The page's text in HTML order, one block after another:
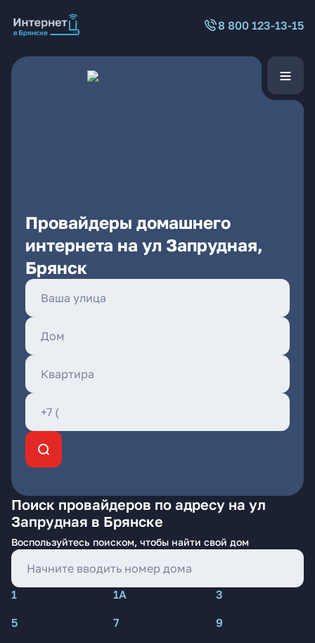
8 800 123-13-15
Провайдеры домашнего
интернета на ул Запрудная,
Брянск
Поиск провайдеров по адресу на ул
Запрудная в Брянске
Воспользуйтесь поиском, чтобы найти свой дом
1 1А
3
5
7
9